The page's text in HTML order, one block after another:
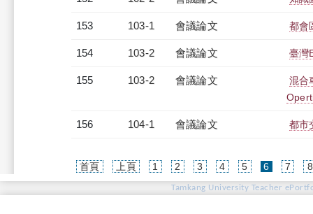
153 103-1 會議論文 都會
154 103-2 會議論文 臺灣
155 103-2 會議論文
混合
156 104-1 會議論文 都市
首頁 上頁 1 2 3 4 5 6(current)
7 8
Tamkang University Teacher